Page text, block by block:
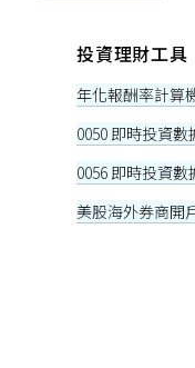
投資理財工具
年化報酬率計算
0050 即時投資數
0056 即時投資數
美股海外券商開